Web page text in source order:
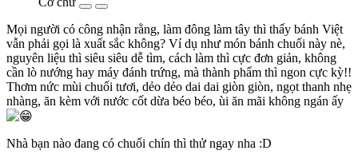
Mọi người có công nhận rằng, làm đông làm tây thì thấy bánh Việt
vẫn phải gọi là xuất sắc không? Ví dụ như món bánh chuối này nè,
nguyên liệu thì siêu siêu dễ tìm, cách làm thì cực đơn giản, không
cần lò nướng hay máy đánh trứng, mà thành phẩm thì ngon cực kỳ!!
Thơm nức mùi chuối tươi, dẻo dẻo dai dai giòn giòn, ngọt thanh nhẹ
nhàng, ăn kèm với nước cốt dừa béo béo, ùi ăn mãi không ngán ấy
Nhà bạn nào đang có chuối chín thì thử ngay nha :D